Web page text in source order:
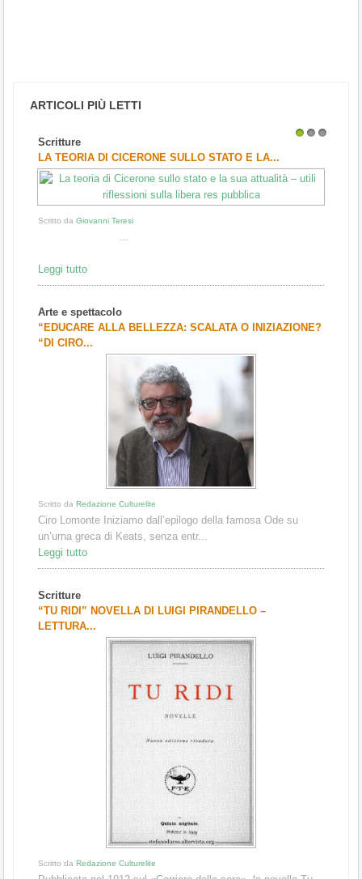
ARTICOLI PIÙ LETTI
Scritture
LA TEORIA DI CICERONE SULLO STATO E LA...
Scritto da Giovanni Teresi
...
Leggi tutto
Arte e spettacolo
“EDUCARE ALLA BELLEZZA: SCALATA O INIZIAZIONE?
“DI CIRO...
Scritto da Redazione Culturelite
Ciro Lomonte Iniziamo dall’epilogo della famosa Ode su
un’urna greca di Keats, senza entr...
Leggi tutto
Scritture
“TU RIDI” NOVELLA DI LUIGI PIRANDELLO –
LETTURA...
Scritto da Redazione Culturelite